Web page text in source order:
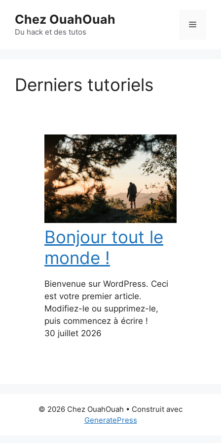
contenu
Chez OuahOuah
Du hack et des tutos
Menu
Derniers tutoriels
Bonjour tout le
monde !
Bienvenue sur WordPress. Ceci
est votre premier article.
Modifiez-le ou supprimez-le,
puis commencez à écrire !
30 juillet 2026
© 2026 Chez OuahOuah • Construit avec
GeneratePress